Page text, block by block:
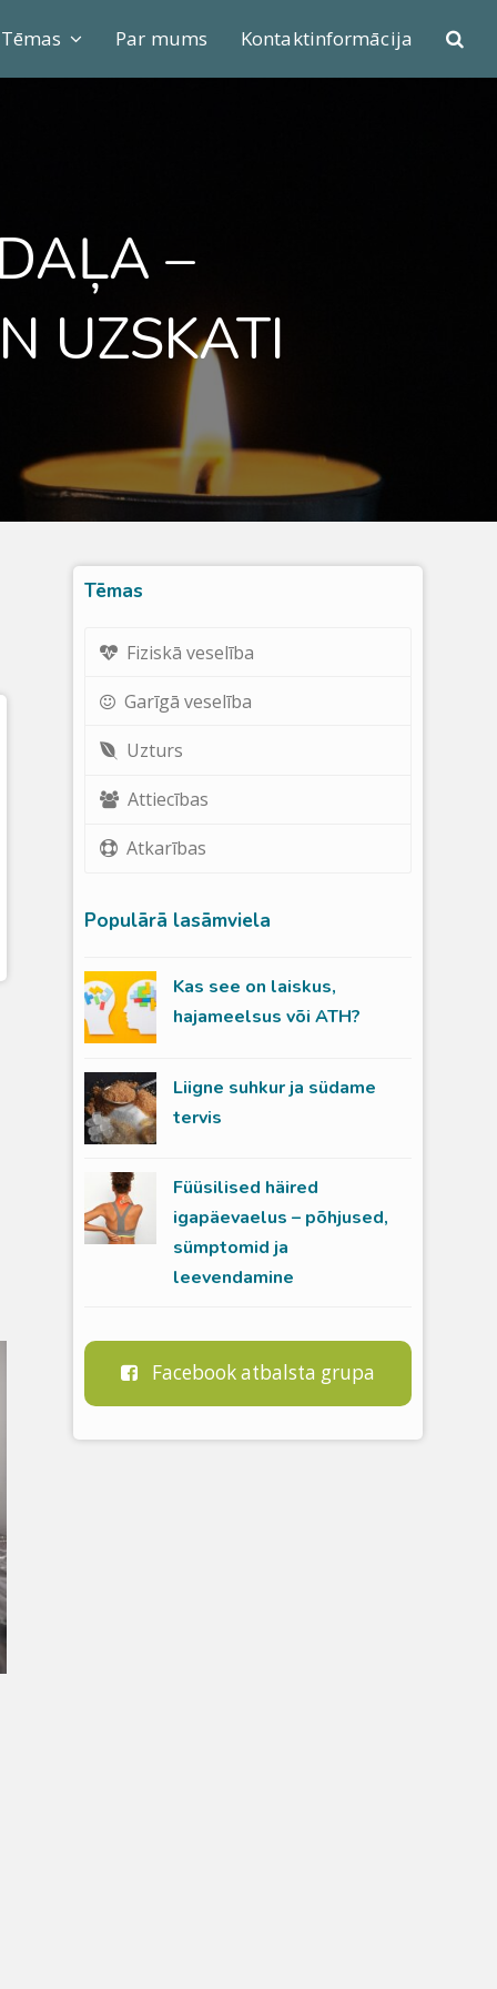
Tēmas Par mums Kontaktinformācija
–
UZSKATI
Tēmas
Fiziskā veselība
Garīgā veselība
Uzturs
Attiecības
Atkarības
Populārā lasāmviela
Kas see on laiskus,
hajameelsus või ATH?
Liigne suhkur ja südame
tervis
Füüsilised häired
igapäevaelus – põhjused,
sümptomid ja
leevendamine
Facebook atbalsta grupa